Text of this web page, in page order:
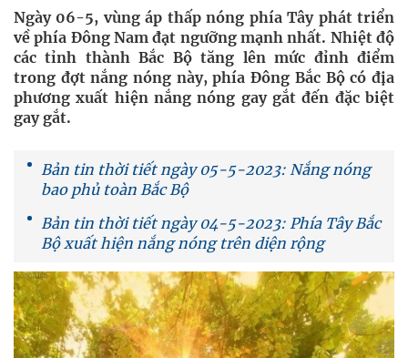
Ngày 06-5, vùng áp thấp nóng phía Tây phát triển
về phía Đông Nam đạt ngưỡng mạnh nhất. Nhiệt độ
các tỉnh thành Bắc Bộ tăng lên mức đỉnh điểm
trong đợt nắng nóng này, phía Đông Bắc Bộ có địa
phương xuất hiện nắng nóng gay gắt đến đặc biệt
gay gắt.
Bản tin thời tiết ngày 05-5-2023: Nắng nóng
bao phủ toàn Bắc Bộ
Bản tin thời tiết ngày 04-5-2023: Phía Tây Bắc
Bộ xuất hiện nắng nóng trên diện rộng